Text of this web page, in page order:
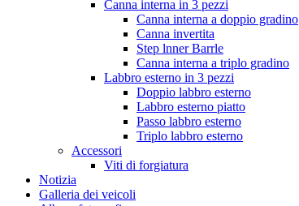
Canna interna in 3 pezzi
Canna interna a doppio gradino
Canna invertita
Step lnner Barrle
Canna interna a triplo gradino
Labbro esterno in 3 pezzi
Doppio labbro esterno
Labbro esterno piatto
Passo labbro esterno
Triplo labbro esterno
Accessori
Viti di forgiatura
Notizia
Galleria dei veicoli